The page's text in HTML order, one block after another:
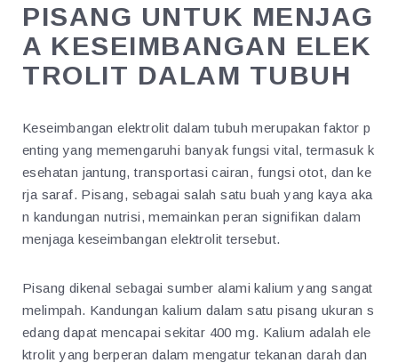
PISANG UNTUK MENJAG
A KESEIMBANGAN ELEK
TROLIT DALAM TUBUH
Keseimbangan elektrolit dalam tubuh merupakan faktor p
enting yang memengaruhi banyak fungsi vital, termasuk k
esehatan jantung, transportasi cairan, fungsi otot, dan ke
rja saraf. Pisang, sebagai salah satu buah yang kaya aka
n kandungan nutrisi, memainkan peran signifikan dalam
menjaga keseimbangan elektrolit tersebut.
Pisang dikenal sebagai sumber alami kalium yang sangat
melimpah. Kandungan kalium dalam satu pisang ukuran s
edang dapat mencapai sekitar 400 mg. Kalium adalah ele
ktrolit yang berperan dalam mengatur tekanan darah dan